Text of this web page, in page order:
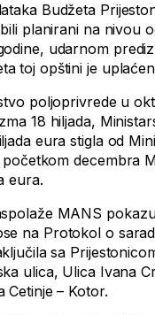
Budžeta
planirani na nivou
udarnom
toj opštini je
poljoprivrede u
18 hiljada,
eura stigla od
decembra
eura.
MANS
na Protokol o
sa
ulica, Ulica Ivana
Cetinje – Kotor.